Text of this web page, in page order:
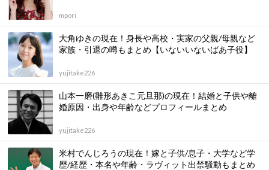
mpori
大角ゆきの現在！身長や高校・実家の父親/母親など
家族・引退の噂もまとめ【いないいないばあ子役】
yujitake226
山本一磨(雛形あきこ元旦那)の現在！結婚と子供や離
婚原因・出身や年齢などプロフィールまとめ
yujitake226
米村でんじろうの現在！嫁と子供/息子・大学など学
歴/経歴・本名や年齢・ラヴィット出禁騒動もまとめ